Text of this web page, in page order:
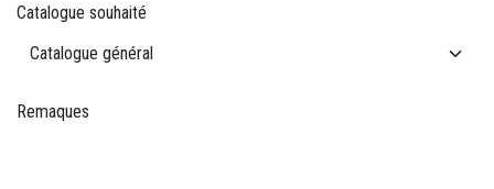
Catalogue souhaité
Remaques